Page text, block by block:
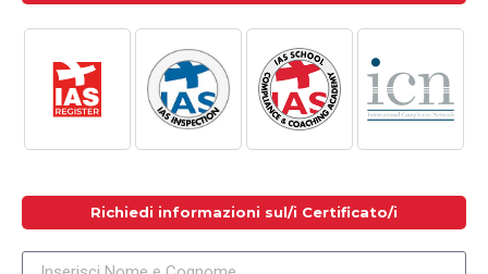
Richiedi informazioni sul/i Certificato/i